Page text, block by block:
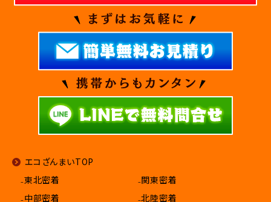
エコざんまいTOP
₋東北密着
₋関東密着
₋中部密着
₋北陸密着